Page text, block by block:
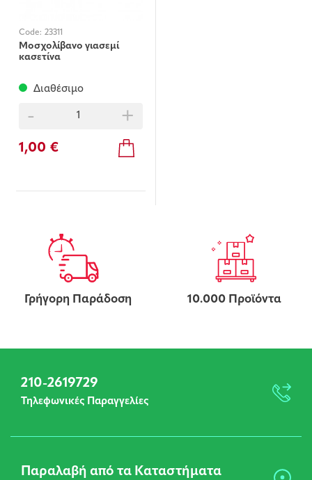
Code: 23311
Μοσχολίβανο γιασεμί
κασετίνα
Διαθέσιμο
- +
1,00 €
Γρήγορη Παράδοση 10.000 Προϊόντα
210-2619729
Τηλεφωνικές Παραγγελίες
Παραλαβή από τα Καταστήματα